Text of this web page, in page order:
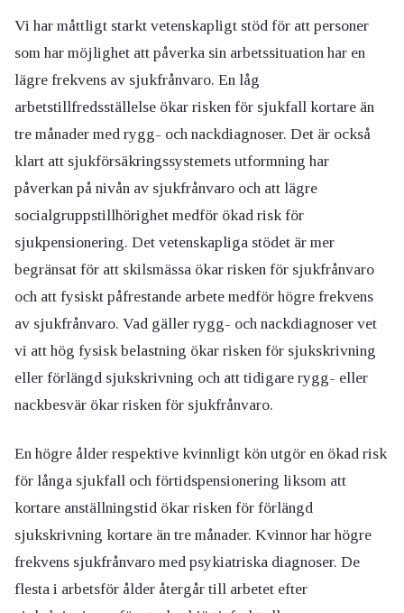
Vi har måttligt starkt vetenskapligt stöd för att personer
som har möjlighet att påverka sin arbetssituation har en
lägre frekvens av sjukfrånvaro. En låg
arbetstillfredsställelse ökar risken för sjukfall kortare än
tre månader med rygg- och nackdiagnoser. Det är också
klart att sjukförsäkringssystemets utformning har
påverkan på nivån av sjukfrånvaro och att lägre
socialgruppstillhörighet medför ökad risk för
sjukpensionering. Det vetenskapliga stödet är mer
begränsat för att skilsmässa ökar risken för sjukfrånvaro
och att fysiskt påfrestande arbete medför högre frekvens
av sjukfrånvaro. Vad gäller rygg- och nackdiagnoser vet
vi att hög fysisk belastning ökar risken för sjukskrivning
eller förlängd sjukskrivning och att tidigare rygg- eller
nackbesvär ökar risken för sjukfrånvaro.
En högre ålder respektive kvinnligt kön utgör en ökad risk
för långa sjukfall och förtidspensionering liksom att
kortare anställningstid ökar risken för förlängd
sjukskrivning kortare än tre månader. Kvinnor har högre
frekvens sjukfrånvaro med psykiatriska diagnoser. De
flesta i arbetsför ålder återgår till arbetet efter